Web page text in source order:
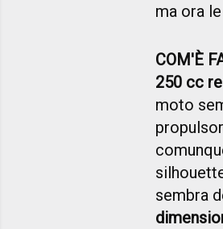
ma ora
COM'È
250 cc
moto
sembra